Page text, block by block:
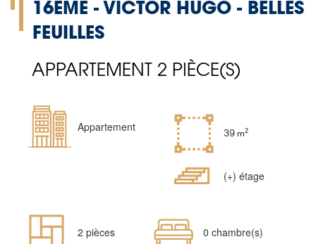
16ÈME - VICTOR HUGO - BELLES
FEUILLES
APPARTEMENT 2 PIÈCE(S)
Type
Appartement Superficie
39 m²
Etages
(+) étage
Nombre
2 pièces Chambres
0 chambre(s)